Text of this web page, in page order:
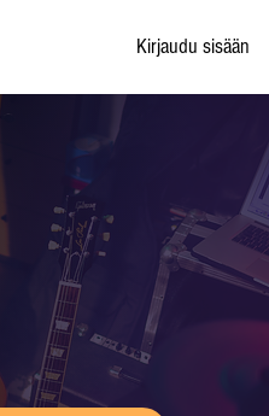
Kirjaudu sisään